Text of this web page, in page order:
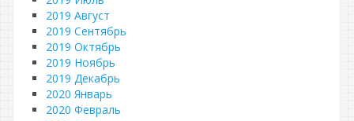
2019 Август
2019 Сентябрь
2019 Октябрь
2019 Ноябрь
2019 Декабрь
2020 Январь
2020 Февраль